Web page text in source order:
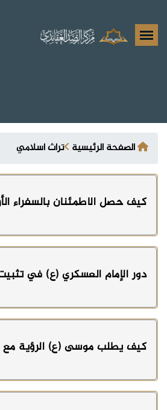
الصفحة الرئيسية تراث اسلامي
كيف حصل الاطمئنان بالسفراء
دور الإمام العسكري (ع) في
كيف يطلب موسى (ع) الرؤية مع